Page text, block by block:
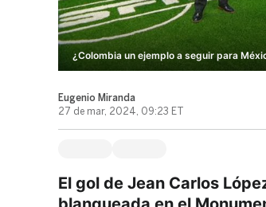
¿Colombia un ejemplo a seguir para
Eugenio Miranda
27 de mar, 2024, 09:23 ET
El gol de Jean Carlos